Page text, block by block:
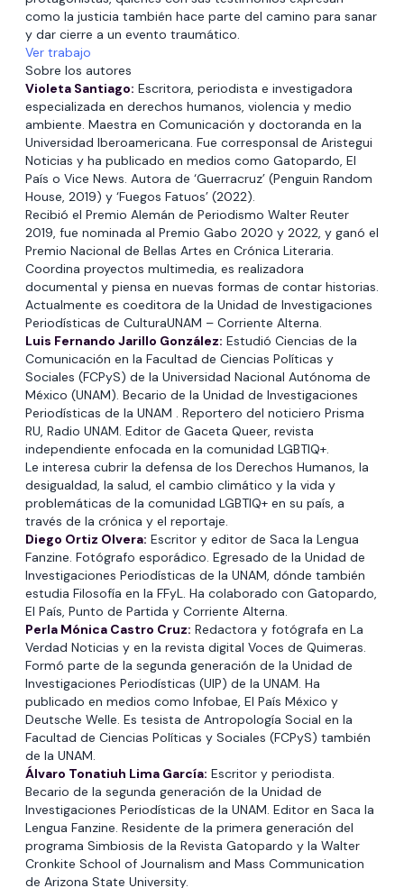
como la justicia también hace parte del camino para sanar
y dar cierre a un evento traumático.
Ver trabajo
Sobre los autores
Violeta Santiago: Escritora, periodista e investigadora
especializada en derechos humanos, violencia y medio
ambiente. Maestra en Comunicación y doctoranda en la
Universidad Iberoamericana. Fue corresponsal de Aristegui
Noticias y ha publicado en medios como Gatopardo, El
País o Vice News. Autora de ‘Guerracruz’ (Penguin Random
House, 2019) y ‘Fuegos Fatuos’ (2022).
Recibió el Premio Alemán de Periodismo Walter Reuter
2019, fue nominada al Premio Gabo 2020 y 2022, y ganó el
Premio Nacional de Bellas Artes en Crónica Literaria.
Coordina proyectos multimedia, es realizadora
documental y piensa en nuevas formas de contar historias.
Actualmente es coeditora de la Unidad de Investigaciones
Periodísticas de CulturaUNAM – Corriente Alterna.
Luis Fernando Jarillo González: Estudió Ciencias de la
Comunicación en la Facultad de Ciencias Políticas y
Sociales (FCPyS) de la Universidad Nacional Autónoma de
México (UNAM). Becario de la Unidad de Investigaciones
Periodísticas de la UNAM . Reportero del noticiero Prisma
RU, Radio UNAM. Editor de Gaceta Queer, revista
independiente enfocada en la comunidad LGBTIQ+.
Le interesa cubrir la defensa de los Derechos Humanos, la
desigualdad, la salud, el cambio climático y la vida y
problemáticas de la comunidad LGBTIQ+ en su país, a
través de la crónica y el reportaje.
Diego Ortiz Olvera: Escritor y editor de Saca la Lengua
Fanzine. Fotógrafo esporádico. Egresado de la Unidad de
Investigaciones Periodísticas de la UNAM, dónde también
estudia Filosofía en la FFyL. Ha colaborado con Gatopardo,
El País, Punto de Partida y Corriente Alterna.
Perla Mónica Castro Cruz: Redactora y fotógrafa en La
Verdad Noticias y en la revista digital Voces de Quimeras.
Formó parte de la segunda generación de la Unidad de
Investigaciones Periodísticas (UIP) de la UNAM. Ha
publicado en medios como Infobae, El País México y
Deutsche Welle. Es tesista de Antropología Social en la
Facultad de Ciencias Políticas y Sociales (FCPyS) también
de la UNAM.
Álvaro Tonatiuh Lima García: Escritor y periodista.
Becario de la segunda generación de la Unidad de
Investigaciones Periodísticas de la UNAM. Editor en Saca la
Lengua Fanzine. Residente de la primera generación del
programa Simbiosis de la Revista Gatopardo y la Walter
Cronkite School of Journalism and Mass Communication
de Arizona State University.